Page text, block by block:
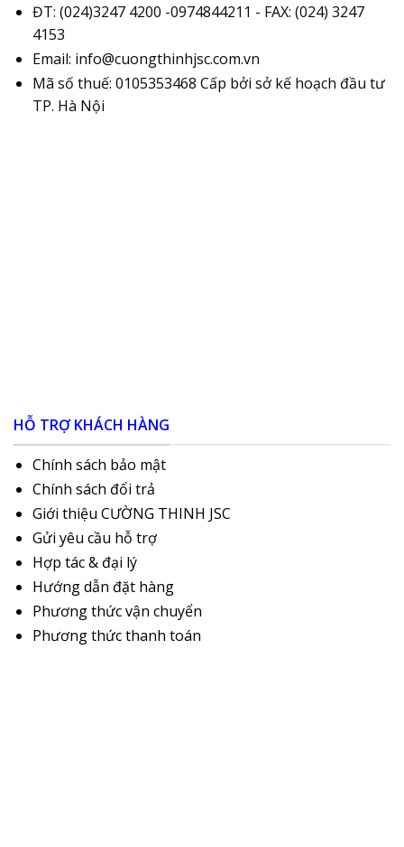
ĐT: (024)3247 4200 -0974844211 - FAX: (024) 3247
4153
Email: info@cuongthinhjsc.com.vn
Mã số thuế: 0105353468 Cấp bởi sở kế hoạch đầu tư
TP. Hà Nội
HỖ TRỢ KHÁCH HÀNG
Chính sách bảo mật
Chính sách đổi trả
Giới thiệu CƯỜNG THINH JSC
Gửi yêu cầu hỗ trợ
Hợp tác & đại lý
Hướng dẫn đặt hàng
Phương thức vận chuyển
Phương thức thanh toán